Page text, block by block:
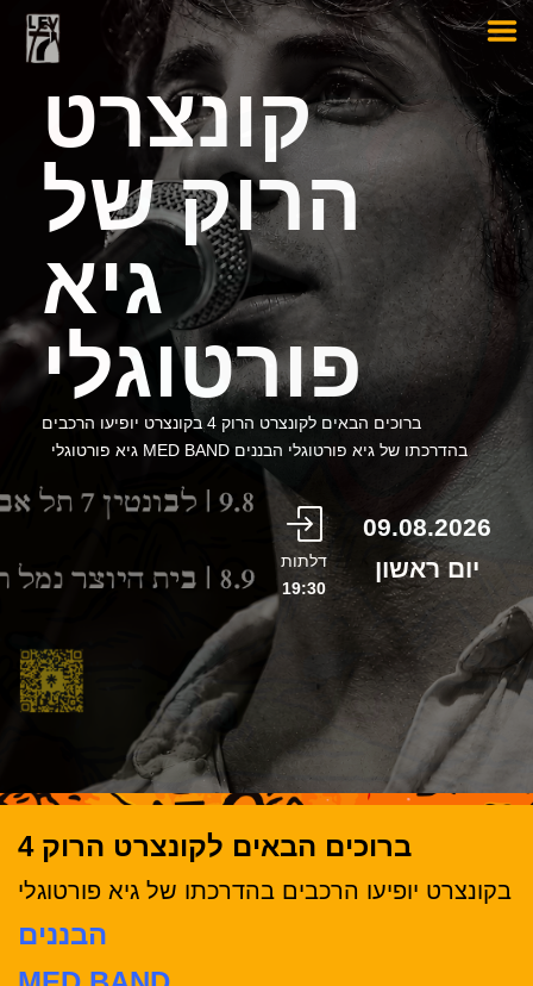
קונצרט
הרוק של
גיא
פורטוגלי
ברוכים הבאים לקונצרט הרוק 4 בקונצרט יופיעו הרכבים
בהדרכתו של גיא פורטוגלי הבננים MED BAND גיא פורטוגלי
09.08.2026
יום ראשון
דלתות
19:30
ברוכים הבאים לקונצרט הרוק 4
בקונצרט יופיעו הרכבים בהדרכתו של גיא פורטוגלי
הבננים